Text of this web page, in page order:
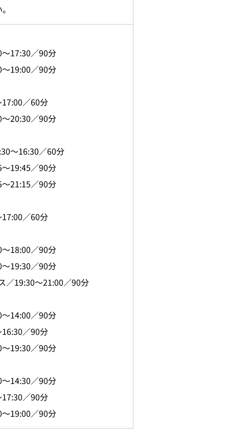
17:30／90分
19:00／90分
／60分
20:30／90分
～16:30／60分
19:45／90分
21:15／90分
／60分
18:00／90分
19:30／90分
／19:30～21:00／90分
14:00／90分
／90分
19:30／90分
14:30／90分
／90分
19:00／90分